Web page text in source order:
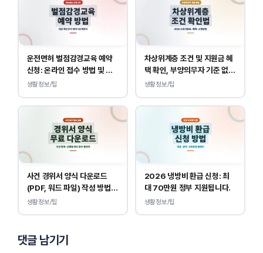
운전면허 벌점감경교육 예약
신청: 온라인 접수 방법 및 비
용 안내
생활정보/팁
차상위계층 조건 및 지원금 혜
택 확인, 부양의무자 기준 없
이 소득, 재산만 봅니다.
생활정보/팁
사건 경위서 양식 다운로드
(PDF, 워드 파일) 작성 방법
및 예시
생활정보/팁
2026 냉방비 환급 신청: 최
대 70만원 정부 지원됩니다.
생활정보/팁
댓글 남기기